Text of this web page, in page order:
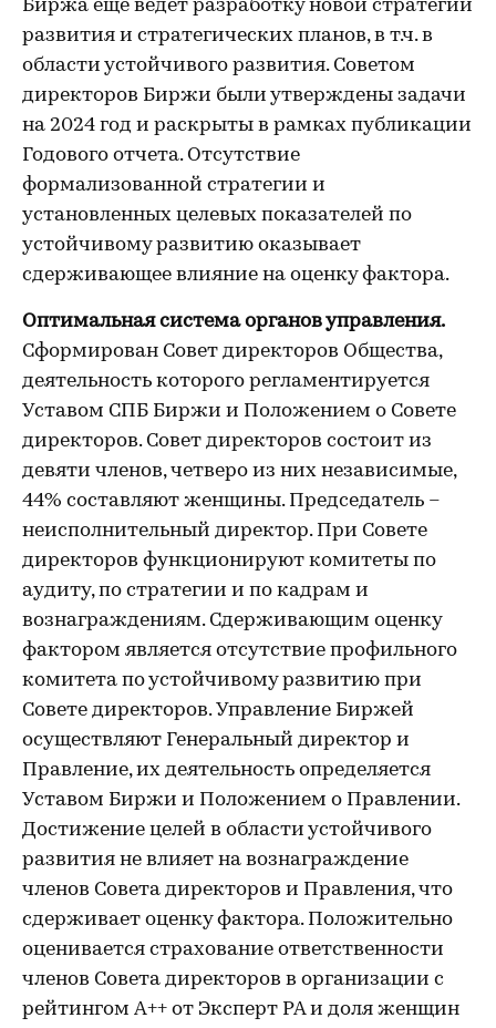
Биржа еще ведет разработку новой стратегии
развития и стратегических планов, в т.ч. в
области устойчивого развития. Советом
директоров Биржи были утверждены задачи
на 2024 год и раскрыты в рамках публикации
Годового отчета. Отсутствие
формализованной стратегии и
установленных целевых показателей по
устойчивому развитию оказывает
сдерживающее влияние на оценку фактора.
Оптимальная система органов управления.
Сформирован Совет директоров Общества,
деятельность которого регламентируется
Уставом СПБ Биржи и Положением о Совете
директоров. Совет директоров состоит из
девяти членов, четверо из них независимые,
44% составляют женщины. Председатель –
неисполнительный директор. При Совете
директоров функционируют комитеты по
аудиту, по стратегии и по кадрам и
вознаграждениям. Сдерживающим оценку
фактором является отсутствие профильного
комитета по устойчивому развитию при
Совете директоров. Управление Биржей
осуществляют Генеральный директор и
Правление, их деятельность определяется
Уставом Биржи и Положением о Правлении.
Достижение целей в области устойчивого
развития не влияет на вознаграждение
членов Совета директоров и Правления, что
сдерживает оценку фактора. Положительно
оценивается страхование ответственности
членов Совета директоров в организации с
рейтингом A++ от Эксперт РА и доля женщин